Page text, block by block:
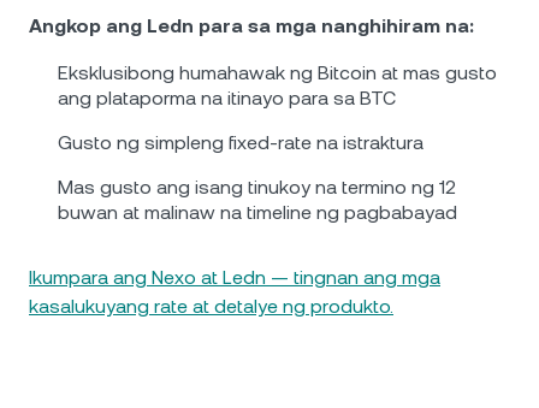
Angkop ang Ledn para sa mga nanghihiram na:
Eksklusibong humahawak ng Bitcoin at mas gusto
ang plataporma na itinayo para sa BTC
Gusto ng simpleng fixed-rate na istraktura
Mas gusto ang isang tinukoy na termino ng 12
buwan at malinaw na timeline ng pagbabayad
Ikumpara ang Nexo at Ledn — tingnan ang mga
kasalukuyang rate at detalye ng produkto.